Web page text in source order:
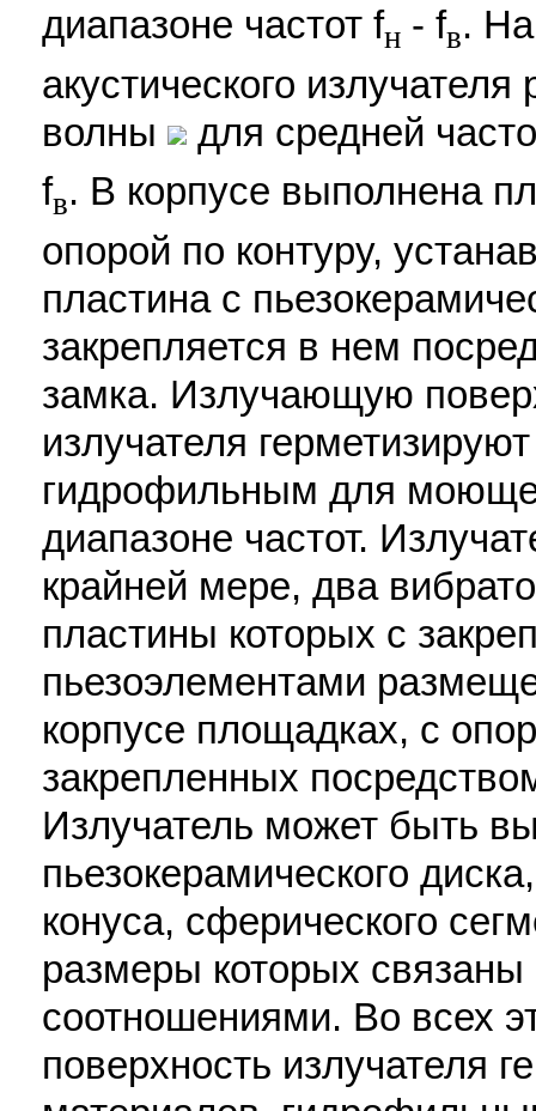
диапазоне частот fн- fв.
акустического
волны
для средней
fв. В корпусе выполнена
опорой по контуру,
пластина с
закрепляется в нем
замка. Излучающую
излучателя
гидрофильным для
диапазоне частот.
крайней мере, два
пластины которых с
пьезоэлементами
корпусе площадках, с
закрепленных
Излучатель может быть
пьезокерамического
конуса, сферического
размеры которых
соотношениями. Во всех
поверхность излучателя